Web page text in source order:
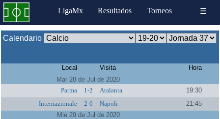
LigaMx Resultados Torneos ☰
Calendario
Local Visita
Hora
Mar 28 de Jul de 2020
Parma
1-2 Atalanta
19:30
Internazionale
2-0 Napoli
21:45
Mie 29 de Jul de 2020